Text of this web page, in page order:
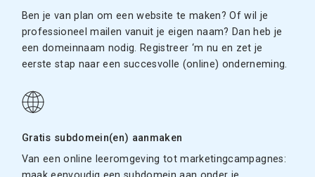
Ben je van plan om een website te maken? Of wil je
professioneel mailen vanuit je eigen naam? Dan heb je
een domeinnaam nodig. Registreer ‘m nu en zet je
eerste stap naar een succesvolle (online) onderneming.
Gratis subdomein(en) aanmaken
Van een online leeromgeving tot marketingcampagnes: